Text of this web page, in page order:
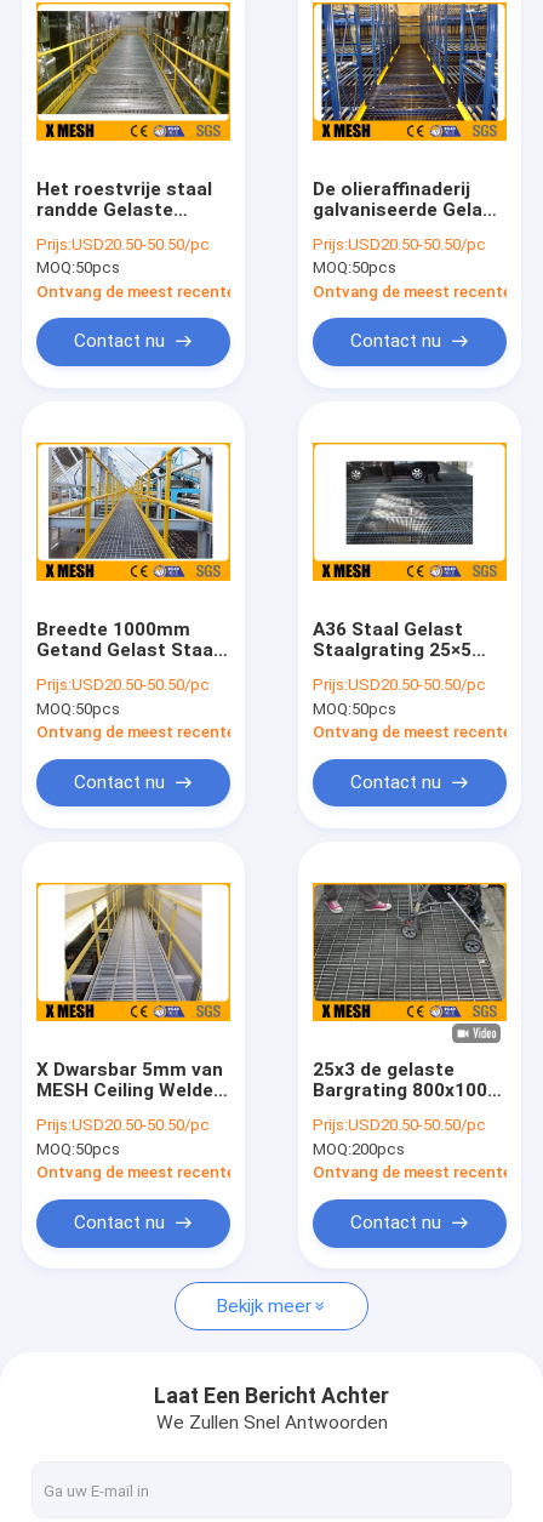
Producten
VR-show
Ongeveer ons
Contacteer ons
Nieuws
Kettingsverbinding Mesh Fencing
Anti beklim Mesh Fence
Het roestvrije staal
randde Gelaste
1000mm ASTM
A1011
Prijs:USD20.50-50.50/pc
MOQ:50pcs
Ontvang de meest recente Prijs
Contact nu
De olieraffinaderij
galvaniseerde Gelast
30mmx100mm Gat
raspen
Prijs:USD20.50-50.50/pc
MOQ:50pcs
Ontvang de meest recente
Contact nu
Breedte 1000mm
Getand Gelast Staal
Heet raspen
Prijs:USD20.50-50.50/pc
MOQ:50pcs
Ontvang de meest recente Prijs
Contact nu
A36 Staal Gelast
Staalgrating 25×5
Flooring
Prijs:USD20.50-50.50/pc
MOQ:50pcs
Ontvang de meest recente
Contact nu
X Dwarsbar 5mm van
MESH Ceiling Welded
Type
Prijs:USD20.50-50.50/pc
MOQ:50pcs
Ontvang de meest recente Prijs
Contact nu
25x3 de gelaste
Bargrating 800x1000
Metaalnet voor
Platformgang
Prijs:USD20.50-50.50/pc
MOQ:200pcs
Ontvang de meest recente
Contact nu
Bekijk meer
Laat Een Bericht Achter
We Zullen Snel Antwoorden